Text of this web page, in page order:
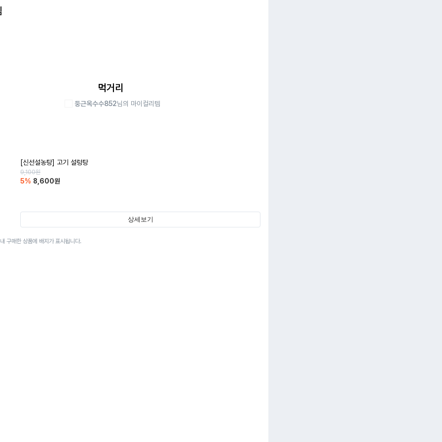
먹거리
둥근옥수수852님의 마이컬리템
[신선설농탕] 고기 설렁탕
9,100원
5% 8,600원
상세보기
구매한 상품에 배지가 표시됩니다.